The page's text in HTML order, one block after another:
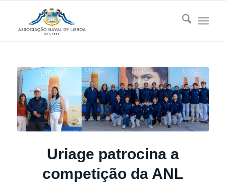
Uriage patrocina a
competição da ANL